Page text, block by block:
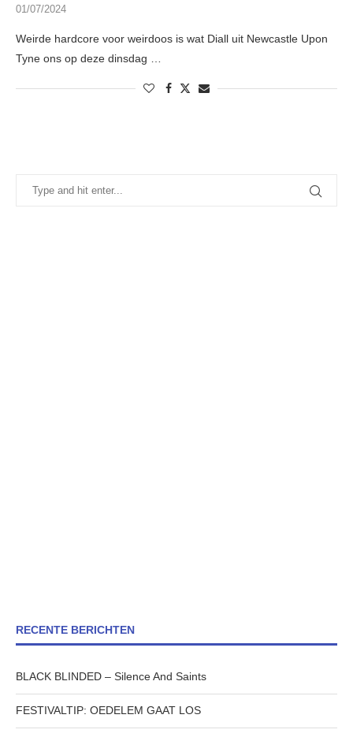
01/07/2024
Weirde hardcore voor weirdoos is wat Diall uit Newcastle Upon
Tyne ons op deze dinsdag …
RECENTE BERICHTEN
BLACK BLINDED – Silence And Saints
FESTIVALTIP: OEDELEM GAAT LOS